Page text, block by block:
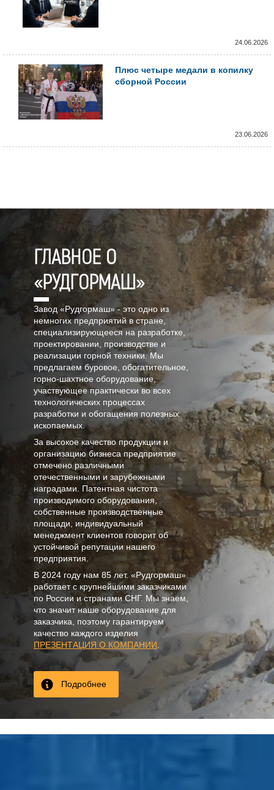
24.06.2026
Плюс четыре медали в копилку
сборной России
23.06.2026
ГЛАВНОЕ О
«РУДГОРМАШ»
Завод «Рудгормаш» - это одно из
немногих предприятий в стране,
специализирующееся на разработке,
проектировании, производстве и
реализации горной техники. Мы
предлагаем буровое, обогатительное,
горно-шахтное оборудование,
участвующее практически во всех
технологических процессах
разработки и обогащения полезных
ископаемых.
За высокое качество продукции и
организацию бизнеса предприятие
отмечено различными
отечественными и зарубежными
наградами. Патентная чистота
производимого оборудования,
собственные производственные
площади, индивидуальный
менеджмент клиентов говорит об
устойчивой репутации нашего
предприятия.
В 2024 году нам 85 лет. «Рудгормаш»
работает с крупнейшими заказчиками
по России и странами СНГ. Мы знаем,
что значит наше оборудование для
заказчика, поэтому гарантируем
качество каждого изделия
ПРЕЗЕНТАЦИЯ О КОМПАНИИ
Подробнее